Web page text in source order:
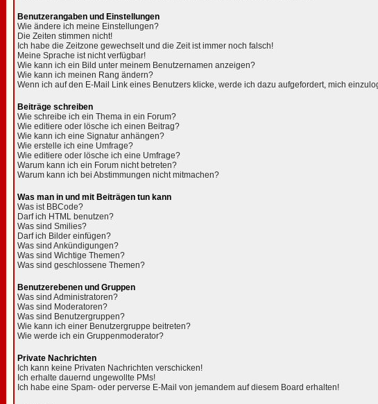
Benutzerangaben und Einstellungen
Wie ändere ich meine Einstellungen?
Die Zeiten stimmen nicht!
Ich habe die Zeitzone gewechselt und die Zeit ist immer noch falsch!
Meine Sprache ist nicht verfügbar!
Wie kann ich ein Bild unter meinem Benutzernamen anzeigen?
Wie kann ich meinen Rang ändern?
Wenn ich auf den E-Mail Link eines Benutzers klicke, werde ich dazu aufgefordert, mich
Beiträge schreiben
Wie schreibe ich ein Thema in ein Forum?
Wie editiere oder lösche ich einen Beitrag?
Wie kann ich eine Signatur anhängen?
Wie erstelle ich eine Umfrage?
Wie editiere oder lösche ich eine Umfrage?
Warum kann ich ein Forum nicht betreten?
Warum kann ich bei Abstimmungen nicht mitmachen?
Was man in und mit Beiträgen tun kann
Was ist BBCode?
Darf ich HTML benutzen?
Was sind Smilies?
Darf ich Bilder einfügen?
Was sind Ankündigungen?
Was sind Wichtige Themen?
Was sind geschlossene Themen?
Benutzerebenen und Gruppen
Was sind Administratoren?
Was sind Moderatoren?
Was sind Benutzergruppen?
Wie kann ich einer Benutzergruppe beitreten?
Wie werde ich ein Gruppenmoderator?
Private Nachrichten
Ich kann keine Privaten Nachrichten verschicken!
Ich erhalte dauernd ungewollte PMs!
Ich habe eine Spam- oder perverse E-Mail von jemandem auf diesem Board erhalten!